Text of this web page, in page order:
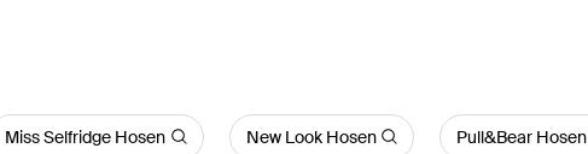
Miss Selfridge Hosen New Look Hosen Pull&Bear Hosen